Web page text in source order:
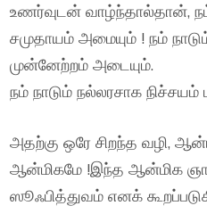
உணர்வுடன் வாழ்ந்தால்தான்,
சமுதாயம் அமையும் ! நம்
முன்னேற்றம் அடையும்.
நம் நாடும் நல்லரசாக நிச்சயம்
அதற்கு ஒரே சிறந்த வழி,
ஆன்மிகமே !இந்த ஆன்மிக
ஸூஃபித்துவம் எனக்